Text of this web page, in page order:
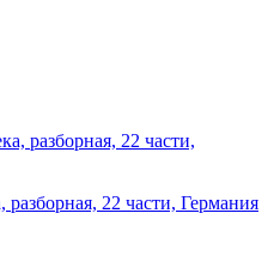
22 части, Германия